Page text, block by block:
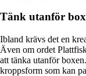
Tänk utanför
Ibland krävs det en
Även om ordet
att tänka utanför
kroppsform som kan